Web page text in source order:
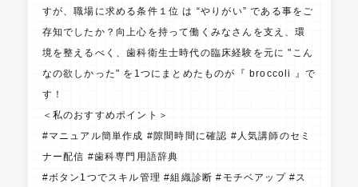
すが、職場に求める条件１位 は “やりがい” である事をご
存知でしたか？向上心を持って働くみなさんを支え、環
境を整えるべく、歯科衛生士時代の臨床経験を元に "こん
なの欲しかった" を1つにまとめたものが『 broccoli 』で
す！
＜私のおすすめポイント＞
#マニュアル簡単作成 #隙間時間に確認 #人気講師のセミ
ナー配信 #歯科専門用語辞典
#ボタン1つでスキル管理 #組織診断 #モチベアップ #ス